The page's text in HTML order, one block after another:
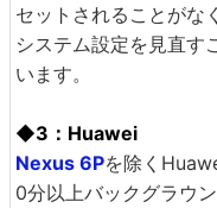
セットされることがな
システム設定を見直
います。
◆3：Huawei
Nexus 6Pを除く
0分以上バックグラウ